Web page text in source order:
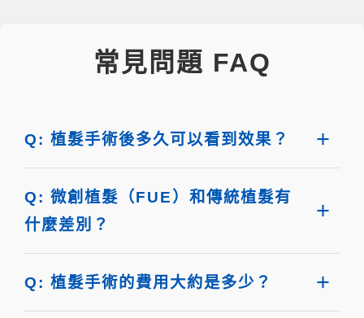
常見問題 FAQ
Q: 植髮手術後多久可以看到效果？
Q: 微創植髮（FUE）和傳統植髮有
什麼差別？
Q: 植髮手術的費用大約是多少？